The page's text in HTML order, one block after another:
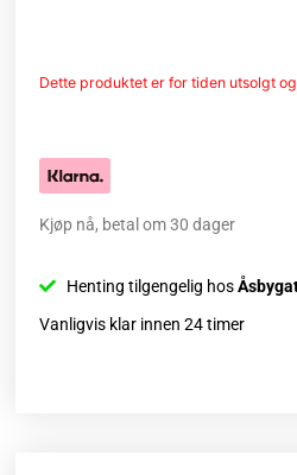
Dette produktet er for tiden utsolgt
Kjøp nå, betal om 30 dager
Henting tilgengelig hos
Vanligvis klar innen 24 timer